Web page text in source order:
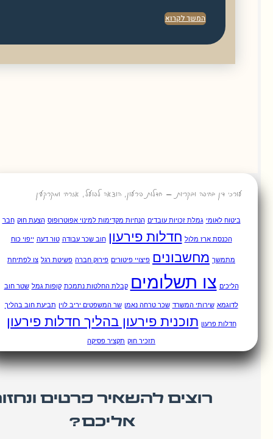
ובקריות – חדלות פירעון, הוצאה לפועל, אזרחי ומקרקעין
גמלת זכויות עובדים הנחיות מקדימות למינוי אפוטרופוס הצעת חוק חבר
חדלות פירעון חוב שכר עבודה טור דעה ייפוי כוח
מחשבונים פיצויי פיטורים פירוק חברה פשיטת רגל צו לפתיחת
תשלומים קבלת החלטות נתמכת קופות גמל שטר חוב
המשרד שכר טרחה נאמן שר המשפטים יריב לוין תביעת חוב בהליך
תוכנית פירעון בהליך חדלות פירעון
תקציר פסיקה
רוצים להשאיר פרטים ונחזור
אליכם?